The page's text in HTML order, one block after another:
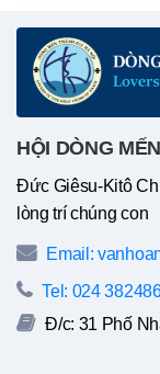
HỘI DÒNG
Đức Giêsu-Kitô
lòng trí chúng con
Email:
Tel: 024
Đ/c: 31 Phố